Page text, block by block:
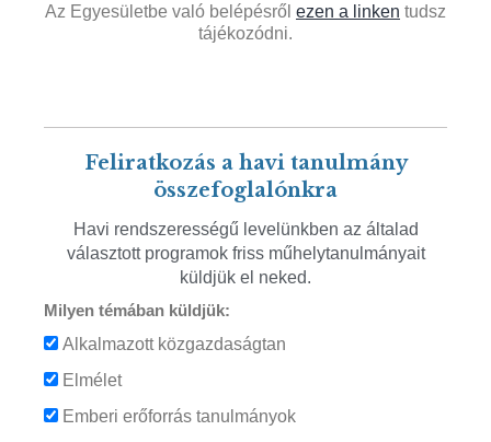
Az Egyesületbe való belépésről ezen a linken tudsz
tájékozódni.
Feliratkozás a havi tanulmány
összefoglalónkra
Havi rendszerességű levelünkben az általad
választott programok friss műhelytanulmányait
küldjük el neked.
Milyen témában küldjük:
Alkalmazott közgazdaságtan
Elmélet
Emberi erőforrás tanulmányok